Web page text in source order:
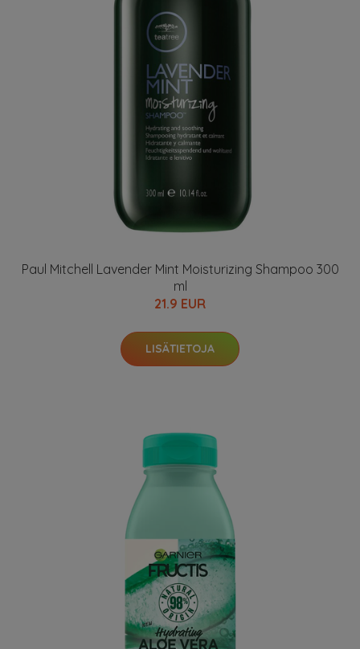
Paul Mitchell Lavender Mint Moisturizing Shampoo 300
ml
21.9 EUR
LISÄTIETOJA